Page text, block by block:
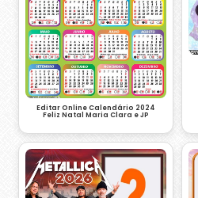
Editar Online Calendário 2024
Feliz Natal Maria Clara e JP